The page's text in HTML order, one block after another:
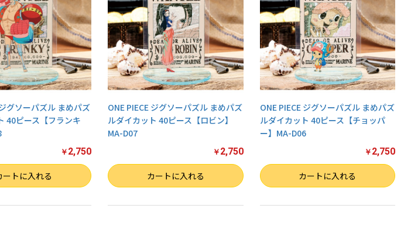
グソーパズル まめパズ
40ピース【フランキ
￥ 2,750
ートに入れる
ONE PIECE ジグソーパズル まめパズ
ルダイカット 40ピース【ロビン】
MA-D07
￥ 2,750
数量 カートに入れる
ONE PIECE ジグソーパズル まめパズ
ルダイカット 40ピース【チョッパ
ー】MA-D06
￥ 2,750
数量 カートに入れる